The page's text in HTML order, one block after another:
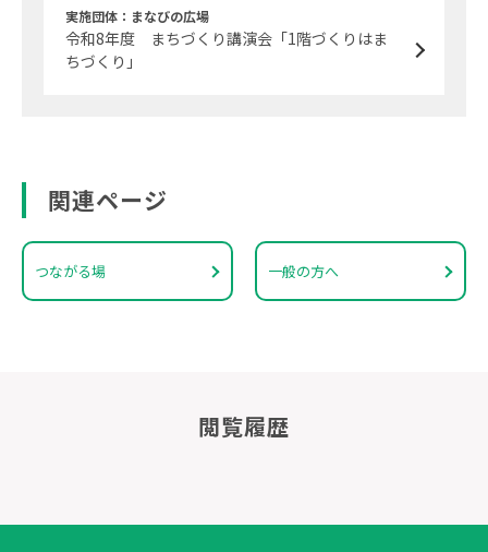
実施団体：まなびの広場
令和8年度 まちづくり講演会「1階づくりはま
ちづくり」
関連ページ
つながる場 一般の方へ
閲覧履歴